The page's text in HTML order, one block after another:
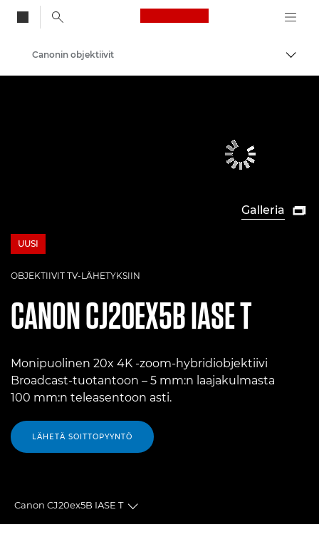
Canon Logo, back
Canonin objektiivit
Galleria 
UUSINEW
OBJEKTIIVIT TV-LÄHETYKSIIN
CANONCJ20EX5B IASE T
Monipuolinen 20x 4K -zoom-hybridiobjektiivi
Broadcast-tuotantoon – 5 mm:n laajakulmasta
100 mm:n teleasentoon asti.
LÄHETÄ SOITTOPYYNTÖ
Canon CJ20ex5B IASE T
Toggle breadcrumbs